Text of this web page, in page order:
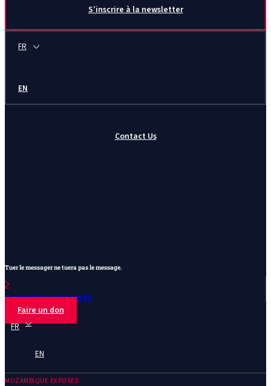
S’inscrire à la newsletter
FR
EN
Contact Us
Tuer le messager ne tuera pas le message.
Journalistes menacés
Faire un don
FR
EN
MOZAMBIQUE EXPOSED